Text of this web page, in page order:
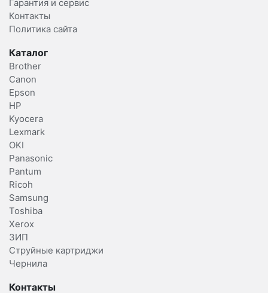
Гарантия и сервис
Контакты
Политика сайта
Каталог
Brother
Canon
Epson
HP
Kyocera
Lexmark
OKI
Panasonic
Pantum
Ricoh
Samsung
Toshiba
Xerox
ЗИП
Струйные картриджи
Чернила
Контакты